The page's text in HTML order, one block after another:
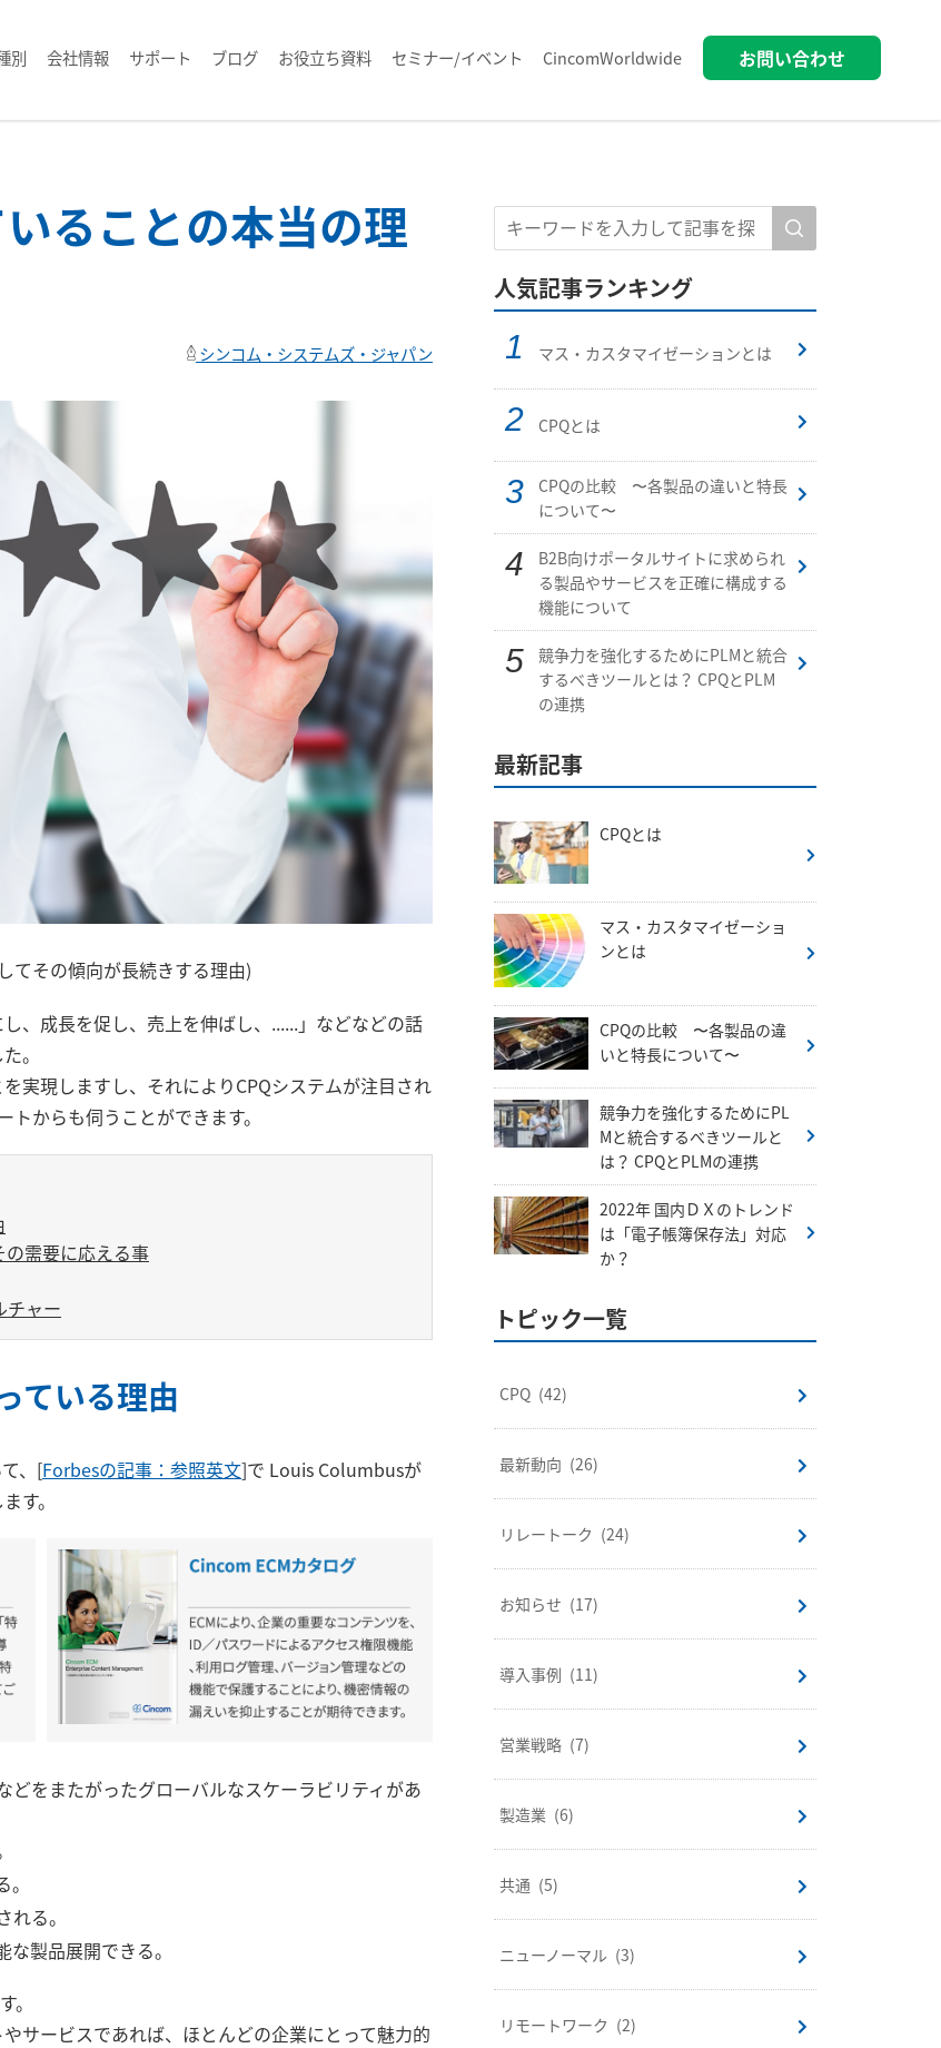
別 会社情報 サポート ブログ お役立ち資料 セミナー/イベント CincomWorldwide お問い合わせ
ることの本当の理
シンコム・システムズ・ジャパン
てその傾向が長続きする理由)
、成長を促し、売上を伸ばし、......」などなどの話
。
実現しますし、それによりCPQシステムが注目され
からも伺うことができます。
の需要に応える事
チャー
ている理由
、[Forbesの記事：参照英文]で Louis Columbusが
す。
どをまたがったグローバルなスケーラビリティがあ
る。
製品展開できる。
。
サービスであれば、ほとんどの企業にとって魅力的
人気記事ランキング
マス・カスタマイゼーションとは
CPQとは
CPQの比較 〜各製品の違いと特長
について〜
B2B向けポータルサイトに求められ
る製品やサービスを正確に構成する
機能について
競争力を強化するためにPLMと統合
するべきツールとは？ CPQとPLM
の連携
最新記事
CPQとは
マス・カスタマイゼーショ
ンとは
CPQの比較 〜各製品の違
いと特長について〜
競争力を強化するためにPL
Mと統合するべきツールと
は？ CPQとPLMの連携
2022年 国内ＤＸのトレンド
は「電子帳簿保存法」対応
か？
トピック一覧
CPQ (42)
最新動向 (26)
リレートーク (24)
お知らせ (17)
導入事例 (11)
営業戦略 (7)
製造業 (6)
共通 (5)
ニューノーマル (3)
リモートワーク (2)